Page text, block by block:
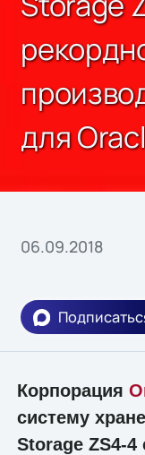
для
06.09.2018
Корпорация
систему
Storage ZS4-